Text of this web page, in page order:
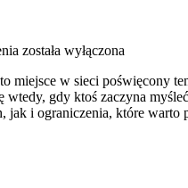
została wyłączona
w sieci poświęcony
gdy ktoś zaczyna
jak i ograniczenia, które